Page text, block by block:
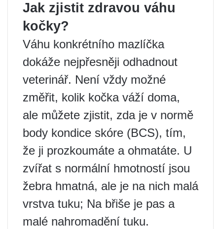
Jak zjistit zdravou váhu
kočky?
Váhu konkrétního mazlíčka
dokáže nejpřesněji odhadnout
veterinář. Není vždy možné
změřit, kolik kočka váží doma,
ale můžete zjistit, zda je v normě
body kondice skóre (BCS), tím,
že ji prozkoumáte a ohmatáte. U
zvířat s normální hmotností jsou
žebra hmatná, ale je na nich malá
vrstva tuku; Na břiše je pas a
malé nahromadění tuku.